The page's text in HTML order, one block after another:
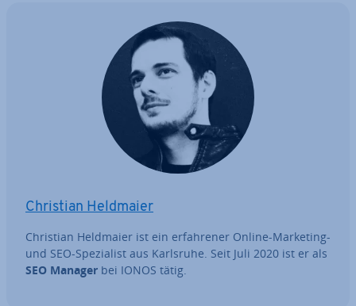
Christian Heldmaier
Christian Heldmaier ist ein er­fah­re­ner Online-Marketing-
und SEO-Spe­zia­list aus Karlsruhe. Seit Juli 2020 ist er als
SEO Manager bei IONOS tätig.